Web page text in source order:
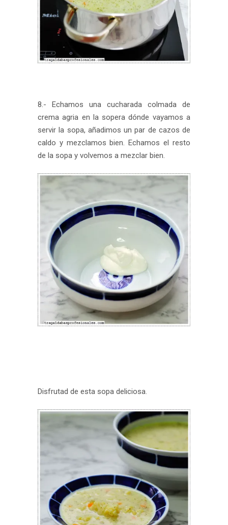
8.- Echamos una cucharada colmada de
crema agria en la sopera dónde vayamos a
servir la sopa, añadimos un par de cazos de
caldo y mezclamos bien. Echamos el resto
de la sopa y volvemos a mezclar bien.
Disfrutad de esta sopa deliciosa.